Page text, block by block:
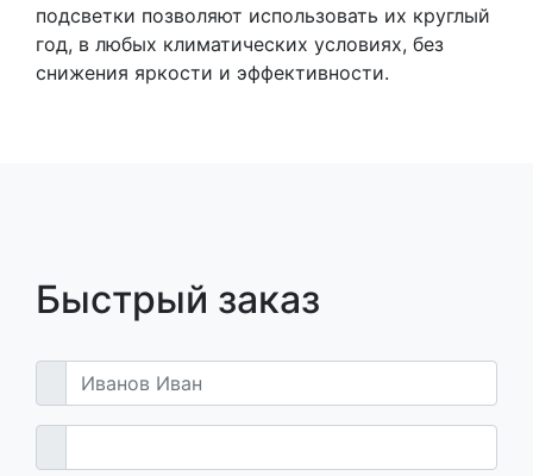
подсветки позволяют использовать их круглый
год, в любых климатических условиях, без
снижения яркости и эффективности.
Быстрый заказ